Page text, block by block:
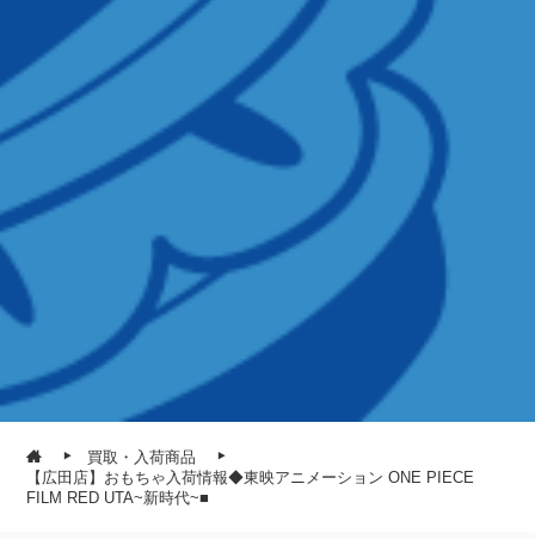
買取・入荷商品
【広田店】おもちゃ入荷情報◆東映アニメーション ONE PIECE
FILM RED UTA~新時代~■